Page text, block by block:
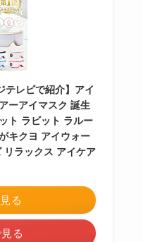
テレビで紹介】アイ
ーアイマスク 誕生
ト ラビット ラルー
キクヨ アイウォー
リラックス アイケア
る
る